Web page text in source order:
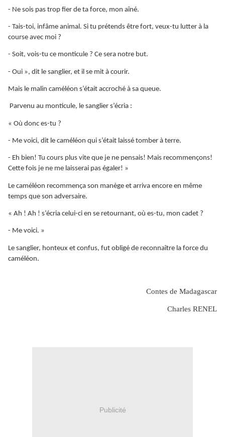
- Ne sois pas trop fier de ta force, mon aîné.
- Tais-toi, infâme animal. Si tu prétends être fort, veux-tu lutter à la
course avec moi ?
- Soit, vois-tu ce monticule ? Ce sera notre but.
- Oui », dit le sanglier, et il se mit à courir.
Mais le malin caméléon s’était accroché à sa queue.
Parvenu au monticule, le sanglier s’écria :
« Où donc es-tu ?
- Me voici, dit le caméléon qui s’était laissé tomber à terre.
- Eh bien! Tu cours plus vite que je ne pensais! Mais recommençons!
Cette fois je ne me laisserai pas égaler! »
Le caméléon recommença son manège et arriva encore en même
temps que son adversaire.
« Ah ! Ah ! s’écria celui-ci en se retournant, où es-tu, mon cadet ?
- Me voici. »
Le sanglier, honteux et confus, fut obligé de reconnaître la force du
caméléon.
Contes de Madagascar
Charles RENEL
Publicité